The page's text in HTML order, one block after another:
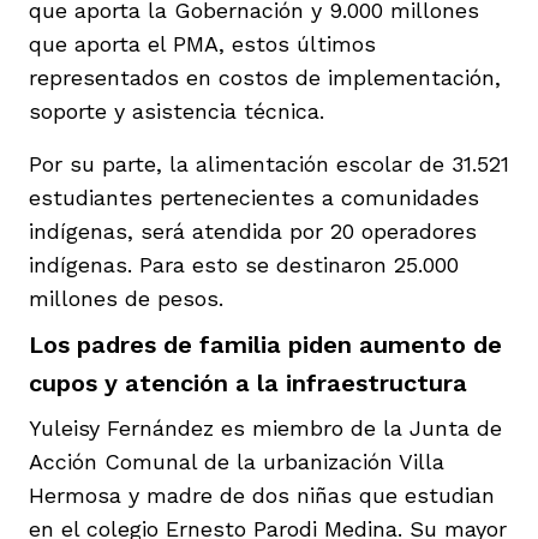
que aporta la Gobernación y 9.000 millones
que aporta el PMA, estos últimos
representados en costos de implementación,
soporte y asistencia técnica.
Por su parte, la alimentación escolar de 31.521
estudiantes pertenecientes a comunidades
indígenas, será atendida por 20 operadores
indígenas. Para esto se destinaron 25.000
millones de pesos.
Los padres de familia piden aumento de
cupos y atención a la infraestructura
Yuleisy Fernández es miembro de la Junta de
Acción Comunal de la urbanización Villa
Hermosa y madre de dos niñas que estudian
en el colegio Ernesto Parodi Medina. Su mayor